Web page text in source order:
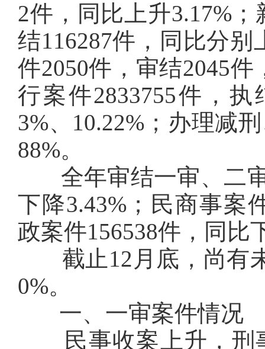
2件，同比上升3.17%
结116287件，同比分别
件2050件，审结2045件
行案件2833755件，执
3%、10.22%；办理减
88%。
全年审结一审、二审
下降3.43%；民商事案
政案件156538件，同比
截止12月底，尚有未
0%。
一、一审案件情况
民事收案上升，刑事